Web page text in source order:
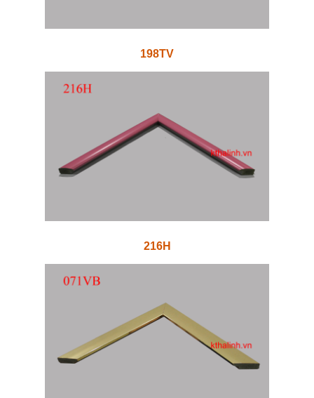
198TV
216H